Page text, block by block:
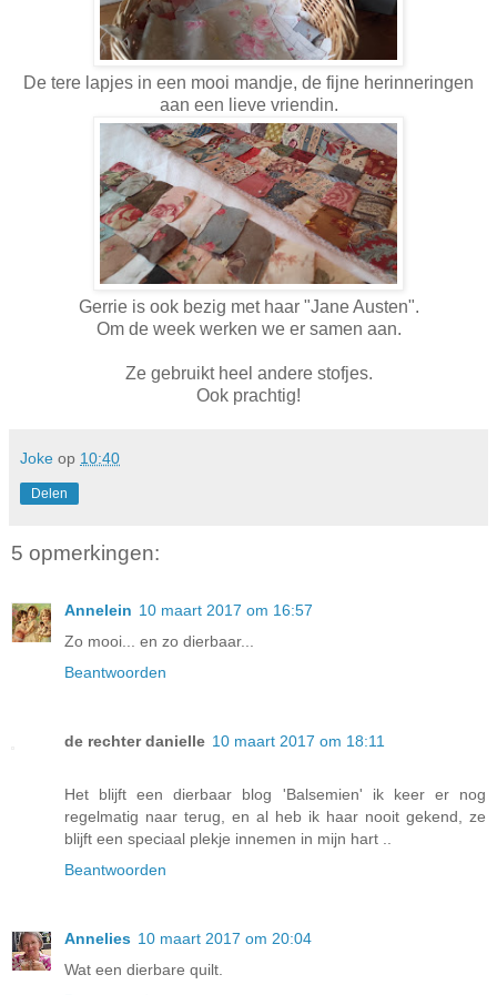
De tere lapjes in een mooi mandje, de fijne herinneringen
aan een lieve vriendin.
Gerrie is ook bezig met haar "Jane Austen".
Om de week werken we er samen aan.
Ze gebruikt heel andere stofjes.
Ook prachtig!
Joke op 10:40
Delen
5 opmerkingen:
Annelein 10 maart 2017 om 16:57
Zo mooi... en zo dierbaar...
Beantwoorden
de rechter danielle 10 maart 2017 om 18:11
Het blijft een dierbaar blog 'Balsemien' ik keer er nog
regelmatig naar terug, en al heb ik haar nooit gekend, ze
blijft een speciaal plekje innemen in mijn hart ..
Beantwoorden
Annelies 10 maart 2017 om 20:04
Wat een dierbare quilt.